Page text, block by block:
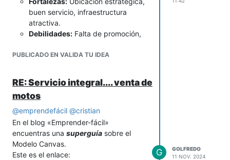
Años: Para una perspectiva a
largo plazo
Sugerencia: Haga proyecciones
mensuales, pero también agrupe
estos datos en trimestres,
negocio.
Espero que estas recomendaciones le
buen servicio, infraestructura
atractiva.
Debilidades: Falta de promoción,
sin experiencia.
puedes controlar):
Oportunidades:Crecimiento del
turismo en la zona, incentivos
gubernamentales.
Amenazas:Crisis económica,
inseguridad, competencia fuerte.
3-Construye la matriz
como esta:
PUBLICADO EN VALIDA TU IDEA
RE: Servicio integral.... venta de
motos
@emprendefácil @cristian
En el blog «Emprender-fácil»
encuentras una superguía sobre el
Modelo Canvas.
Este es el enlace:
G
GOLFREDO
11 NOV. 2024